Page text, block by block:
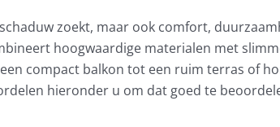
zoekt, maar ook comfort,
hoogwaardige materialen met
compact balkon tot een ruim terras of
hieronder u om dat goed te